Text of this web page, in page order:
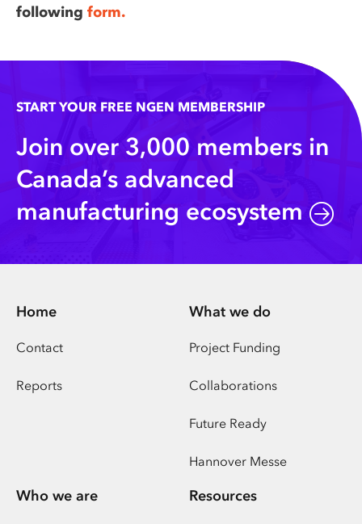
following form.
START YOUR FREE NGEN MEMBERSHIP
Join over 3,000 members in
Canada’s advanced
manufacturing ecosystem
Home
Contact
Reports
What we do
Project Funding
Collaborations
Future Ready
Hannover Messe
Who we are Resources